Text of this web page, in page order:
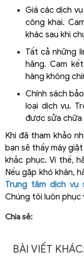
Giá các dịch
công khai.
khác sau khi
Tất cả những
hãng. Cam
hàng không
Chính sách
loại dịch vụ.
được sửa chữa
Khi đã tham khảo
bạn sẽ thấy máy
khắc phục. Vì thế,
Nếu gặp khó khăn,
Trung tâm dịch vụ
Chúng tôi luôn phục
Chia sẻ:
BÀI VIẾT